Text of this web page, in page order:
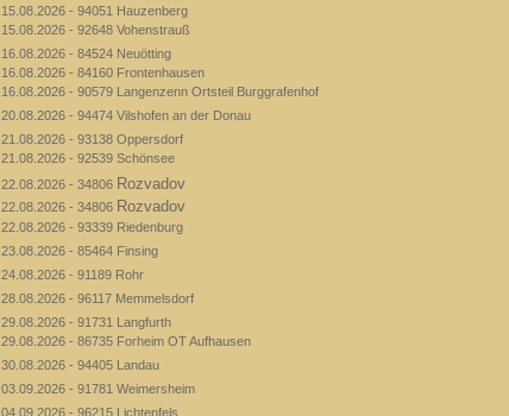
15.08.2026 - 94051 Hauzenberg
15.08.2026 - 92648 Vohenstrauß
16.08.2026 - 84524 Neuötting
16.08.2026 - 84160 Frontenhausen
16.08.2026 - 90579 Langenzenn Ortsteil Burggrafenhof
20.08.2026 - 94474 Vilshofen an der Donau
21.08.2026 - 93138 Oppersdorf
21.08.2026 - 92539 Schönsee
22.08.2026 - 34806 Rozvadov
22.08.2026 - 34806 Rozvadov
22.08.2026 - 93339 Riedenburg
23.08.2026 - 85464 Finsing
24.08.2026 - 91189 Rohr
28.08.2026 - 96117 Memmelsdorf
29.08.2026 - 91731 Langfurth
29.08.2026 - 86735 Forheim OT Aufhausen
30.08.2026 - 94405 Landau
03.09.2026 - 91781 Weimersheim
04.09.2026 - 96215 Lichtenfels